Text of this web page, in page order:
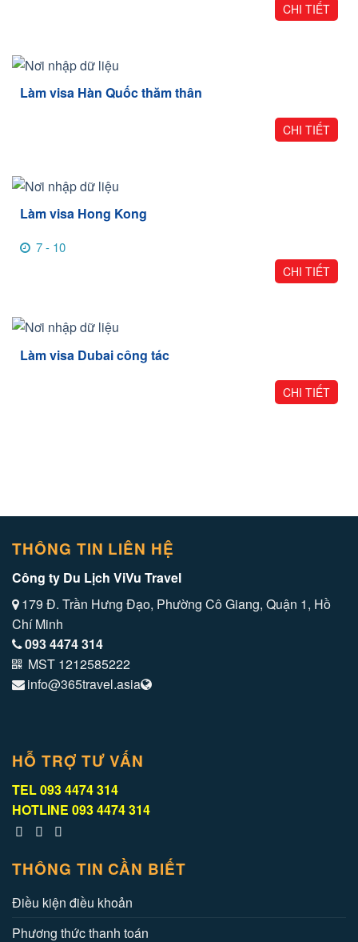
CHI TIẾT
Làm visa Hàn Quốc thăm thân
CHI TIẾT
Làm visa Hong Kong
7 - 10
CHI TIẾT
Làm visa Dubai công tác
CHI TIẾT
THÔNG TIN LIÊN HỆ
Công ty Du Lịch ViVu Travel
179 Đ. Trần Hưng Đạo, Phường Cô Giang, Quận 1, Hồ
Chí Minh
093 4474 314
MST 1212585222
info@365travel.asia
HỖ TRỢ TƯ VẤN
TEL093 4474 314
HOTLINE 093 4474 314
THÔNG TIN CẦN BIẾT
Điều kiện điều khoản
Phương thức thanh toán